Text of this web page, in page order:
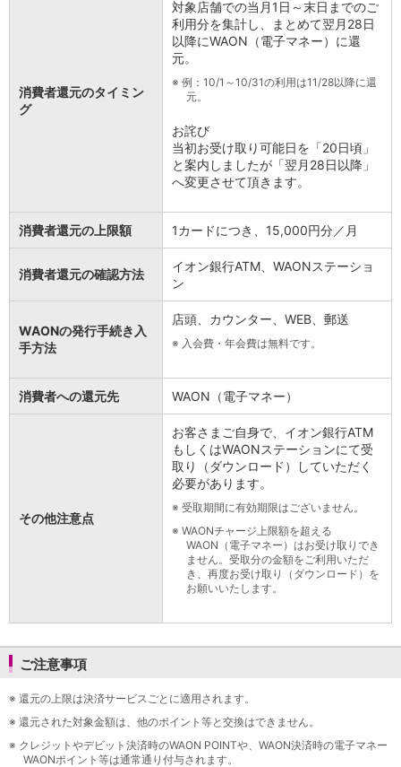
消費者還元のタイミン
グ
対象店舗での当月1日～末日までのご
利用分を集計し、まとめて翌月28日
以降にWAON（電子マネー）に還
元。
※ 例：10/1～10/31の利用は11/28以降に還
元。
お詫び
当初お受け取り可能日を「20日頃」
と案内しましたが「翌月28日以降」
へ変更させて頂きます。
消費者還元の上限額 1カードにつき、15,000円分／月
消費者還元の確認方法
イオン銀行ATM、WAONステーショ
ン
WAONの発行手続き入
手方法
店頭、カウンター、WEB、郵送
※ 入会費・年会費は無料です。
消費者への還元先 WAON（電子マネー）
その他注意点
お客さまご自身で、イオン銀行ATM
もしくはWAONステーションにて受
取り（ダウンロード）していただく
必要があります。
※ 受取期間に有効期限はございません。
※ WAONチャージ上限額を超える
WAON（電子マネー）はお受け取りでき
ません。受取分の金額をご利用いただ
き、再度お受け取り（ダウンロード）を
お願いいたします。
ご注意事項
※ 還元の上限は決済サービスごとに適用されます。
※ 還元された対象金額は、他のポイント等と交換はできません。
※ クレジットやデビット決済時のWAON POINTや、WAON決済時の電子マネー
WAONポイント等は通常通り付与されます。